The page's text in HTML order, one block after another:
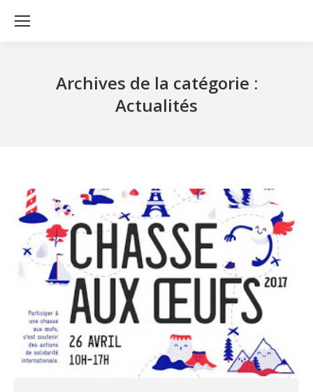
Archives de la catégorie :
Actualités